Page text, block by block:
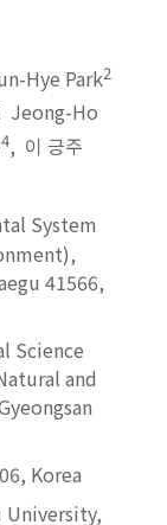
Hye Park2
Jeong-Ho
, 이 긍주
System
41566,
Science
and
Korea
University,